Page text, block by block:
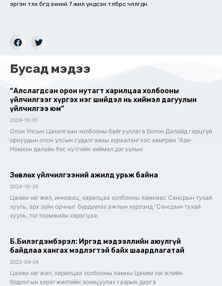
эргэн төлөх бөгөөд эхний 7 жил үндсэн төлбөрөөс чөлөөлөгдөнө.
Бусад мэдээ
“Алслагдсан орон нутагт харилцаа холбооны
үйлчилгээг хүргэх нэг шийдэл нь хиймэл дагуулын
үйлчилгээ юм”
2024-10-01
Олон Улсын Цахилгаан холбооны байгууллага болон Далайд гарцгүй
орнуудын олон улсын судалгааны хүрээлэнгээс хамтран “Ази-
Номхон далайн бүс нутгийн хиймэл дагуулын
Зөвлөх үйлчилгээний ажилд урьж байна
2024-10-25
Цахим хөгжил, инновац, харилцаа холбооны яамнаас Сансрын тухай
хууль, эрх зүйн орчныг бүрдүүлэх ажлын хүрээнд “Сансрын тухай
хууль, тогтоомжийн хэрэгцээ,
Б.Билэгдэмбэрэл: Иргэд мэдээллийн аюулгүй
байдлаа хангах мэдлэгтэй байх шаардлагатай
2022-04-04
Цахим хөгжил, харилцаа холбооны яамны Цахим хөгжлийн
бодлогын хэрэгжилтийн зохицуулах газрын дарга